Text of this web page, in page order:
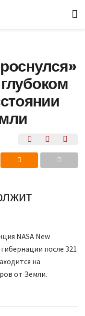
NASA New
после 321
на
от Земли.